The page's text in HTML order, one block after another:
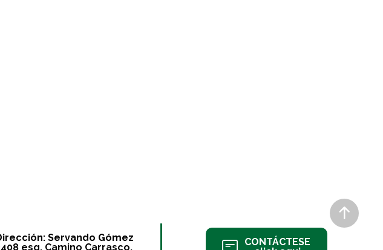
Servando Gómez
esq. Camino Carrasco.
CONTÁCTESE